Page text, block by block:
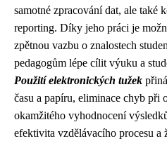
samotné zpracování dat, ale také
reporting. Díky jeho práci je
zpětnou vazbu o znalostech
pedagogům lépe cílit výuku a
Použití elektronických tužek
času a papíru, eliminace chyb při
okamžitého vyhodnocení
efektivita vzdělávacího procesu a